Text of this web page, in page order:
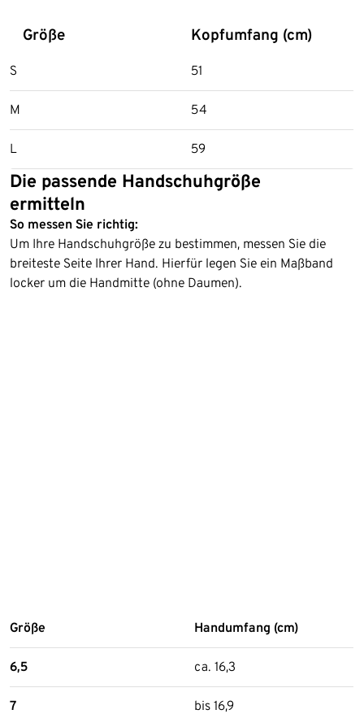
Größe Kopfumfang (cm)
S 51
M 54
L 59
Die passende Handschuhgröße
ermitteln
So messen Sie richtig:
Um Ihre Handschuhgröße zu bestimmen, messen Sie die
breiteste Seite Ihrer Hand. Hierfür legen Sie ein Maßband
locker um die Handmitte (ohne Daumen).
Größe Handumfang (cm)
6,5 ca. 16,3
7 bis 16,9